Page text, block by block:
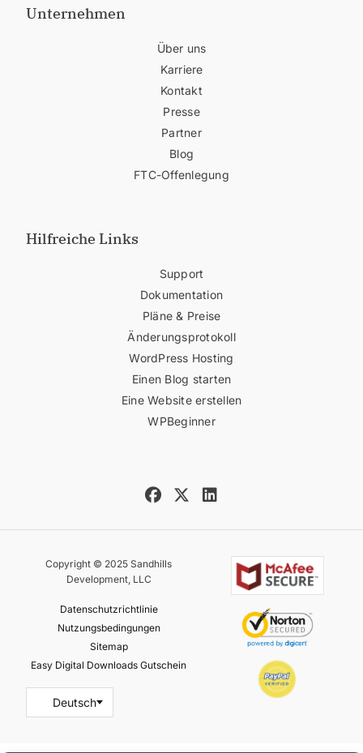
Unternehmen
Über uns
Karriere
Kontakt
Presse
Partner
Blog
FTC-Offenlegung
Hilfreiche Links
Support
Dokumentation
Pläne & Preise
Änderungsprotokoll
WordPress Hosting
Einen Blog starten
Eine Website erstellen
WPBeginner
Copyright © 2025 Sandhills
Development, LLC
Datenschutzrichtlinie
Nutzungsbedingungen
Sitemap
Easy Digital Downloads Gutschein